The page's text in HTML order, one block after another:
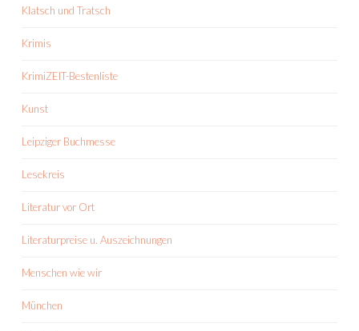
Klatsch und Tratsch
Krimis
KrimiZEIT-Bestenliste
Kunst
Leipziger Buchmesse
Lesekreis
Literatur vor Ort
Literaturpreise u. Auszeichnungen
Menschen wie wir
München